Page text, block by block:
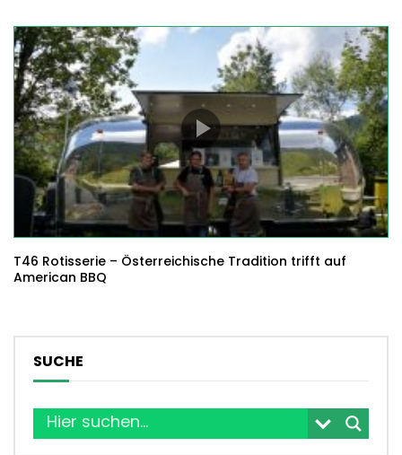
T46 Rotisserie – Österreichische Tradition trifft auf
American BBQ
SUCHE